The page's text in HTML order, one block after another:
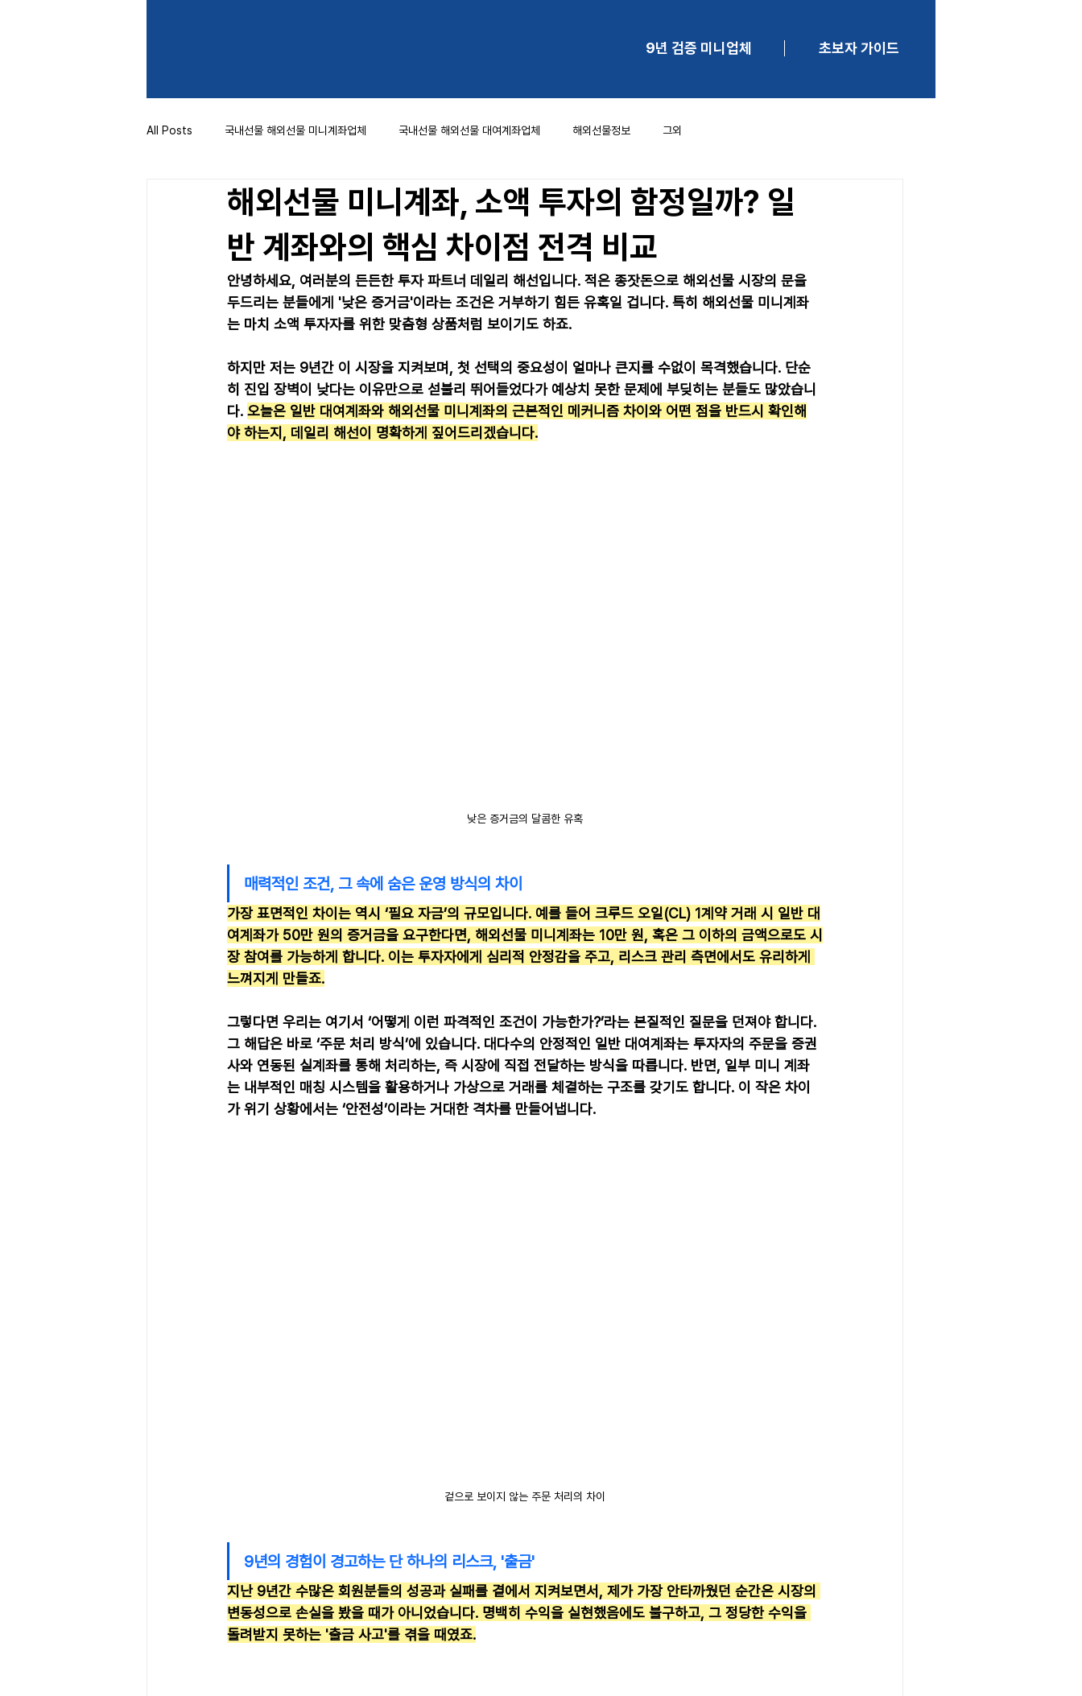
9년 검증 미니업체 초보자 가이드
All Posts 국내선물 해외선물 미니계좌업체 국내선물 해외선물 대여계좌업체 해외선물정보 그외
해외선물 미니계좌, 소액 투자의 함정일까? 일
반 계좌와의 핵심 차이점 전격 비교
안녕하세요, 여러분의 든든한 투자 파트너 데일리 해선입니다. 적은 종잣돈으로 해외선물 시장의 문을
두드리는 분들에게 '낮은 증거금'이라는 조건은 거부하기 힘든 유혹일 겁니다. 특히 해외선물 미니계좌
는 마치 소액 투자자를 위한 맞춤형 상품처럼 보이기도 하죠.
하지만 저는 9년간 이 시장을 지켜보며, 첫 선택의 중요성이 얼마나 큰지를 수없이 목격했습니다. 단순
히 진입 장벽이 낮다는 이유만으로 섣불리 뛰어들었다가 예상치 못한 문제에 부딪히는 분들도 많았습니
다. 오늘은 일반 대여계좌와 해외선물 미니계좌의 근본적인 메커니즘 차이와 어떤 점을 반드시 확인해
야 하는지, 데일리 해선이 명확하게 짚어드리겠습니다.
낮은 증거금의 달콤한 유혹
매력적인 조건, 그 속에 숨은 운영 방식의 차이
가장 표면적인 차이는 역시 ‘필요 자금’의 규모입니다. 예를 들어 크루드 오일(CL) 1계약 거래 시 일반 대
여계좌가 50만 원의 증거금을 요구한다면, 해외선물 미니계좌는 10만 원, 혹은 그 이하의 금액으로도 시
장 참여를 가능하게 합니다. 이는 투자자에게 심리적 안정감을 주고, 리스크 관리 측면에서도 유리하게
느껴지게 만들죠.
그렇다면 우리는 여기서 ‘어떻게 이런 파격적인 조건이 가능한가?’라는 본질적인 질문을 던져야 합니다.
그 해답은 바로 ‘주문 처리 방식’에 있습니다. 대다수의 안정적인 일반 대여계좌는 투자자의 주문을 증권
사와 연동된 실계좌를 통해 처리하는, 즉 시장에 직접 전달하는 방식을 따릅니다. 반면, 일부 미니 계좌
는 내부적인 매칭 시스템을 활용하거나 가상으로 거래를 체결하는 구조를 갖기도 합니다. 이 작은 차이
가 위기 상황에서는 ‘안전성’이라는 거대한 격차를 만들어냅니다.
겉으로 보이지 않는 주문 처리의 차이
9년의 경험이 경고하는 단 하나의 리스크, '출금'
지난 9년간 수많은 회원분들의 성공과 실패를 곁에서 지켜보면서, 제가 가장 안타까웠던 순간은 시장의
변동성으로 손실을 봤을 때가 아니었습니다. 명백히 수익을 실현했음에도 불구하고, 그 정당한 수익을
돌려받지 못하는 '출금 사고'를 겪을 때였죠.